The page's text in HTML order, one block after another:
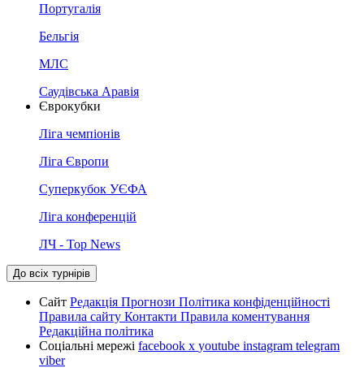
Португалія
Бельгія
МЛС
Саудівська Аравія
Єврокубки
Ліга чемпіонів
Ліга Європи
Суперкубок УЄФА
Ліга конференцій
ЛЧ - Top News
До всіх турнірів
Сайт Редакція Прогнози Політика конфіденційності
Правила сайту Контакти Правила коментування
Редакційна політика
Соціальні мережі facebook x youtube instagram telegram
viber